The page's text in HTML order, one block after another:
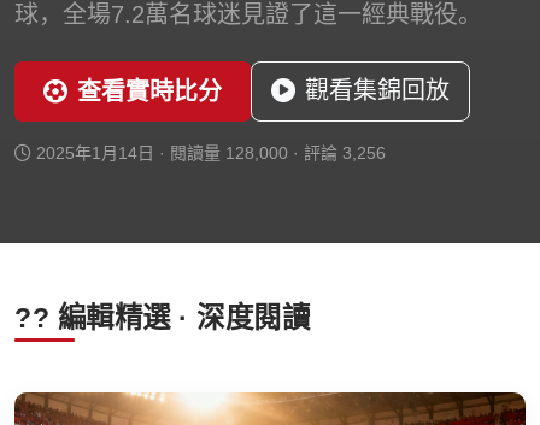
球，全場7.2萬名球迷見證了這一經典戰役。
查看實時比分 觀看集錦回放
2025年1月14日 · 閱讀量 128,000 · 評論 3,256
?? 編輯精選 · 深度閱讀